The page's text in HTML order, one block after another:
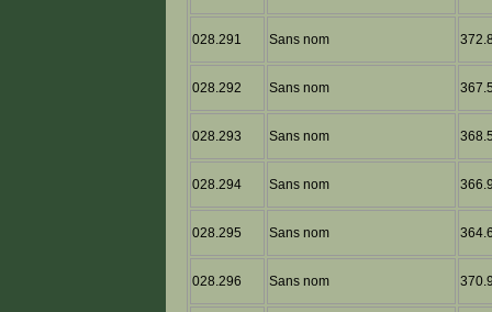
028.291 Sans nom
028.292 Sans nom
028.293 Sans nom
028.294 Sans nom
028.295 Sans nom
028.296 Sans nom